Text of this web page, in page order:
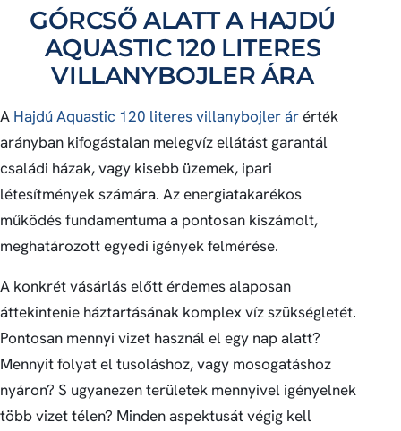
GÓRCSŐ ALATT A HAJDÚ
AQUASTIC 120 LITERES
VILLANYBOJLER ÁRA
A Hajdú Aquastic 120 literes villanybojler árérték
arányban kifogástalan melegvíz ellátást garantál
családi házak, vagy kisebb üzemek, ipari
létesítmények számára. Az energiatakarékos
működés fundamentuma a pontosan kiszámolt,
meghatározott egyedi igények felmérése.
A konkrét vásárlás előtt érdemes alaposan
áttekintenie háztartásának komplex víz szükségletét.
Pontosan mennyi vizet használ el egy nap alatt?
Mennyit folyat el tusoláshoz, vagy mosogatáshoz
nyáron? S ugyanezen területek mennyivel igényelnek
több vizet télen? Minden aspektusát végig kell